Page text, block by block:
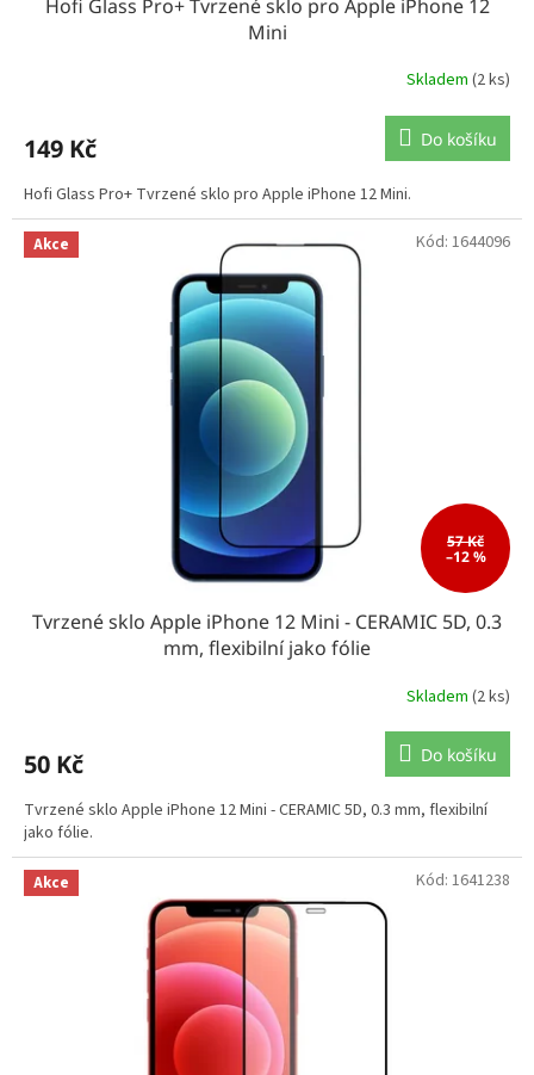
Hofi Glass Pro+ Tvrzené sklo pro Apple iPhone 12
Mini
Skladem (2 ks)
149 Kč Do košíku
Hofi Glass Pro+ Tvrzené sklo pro Apple iPhone 12 Mini.
Akce
57 Kč
–12 %
Tvrzené sklo Apple iPhone 12 Mini - CERAMIC 5D, 0.3
mm, flexibilní jako fólie
Skladem (2 ks)
50 Kč Do košíku
Tvrzené sklo Apple iPhone 12 Mini - CERAMIC 5D, 0.3 mm, flexibilní
jako fólie.
Kód: 1644096
Akce Kód: 1641238